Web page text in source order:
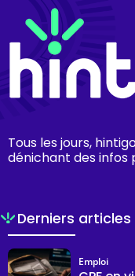
Tous les jours,
dénichant des infos
Derniers articles
Emploi